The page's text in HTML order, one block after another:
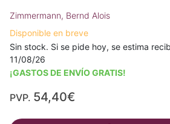
Zimmermann, Bernd Alois
Disponible en breve
Sin stock. Si se pide hoy, se estima
11/08/26
¡GASTOS DE ENVÍO GRATIS!
PVP. 54,40€